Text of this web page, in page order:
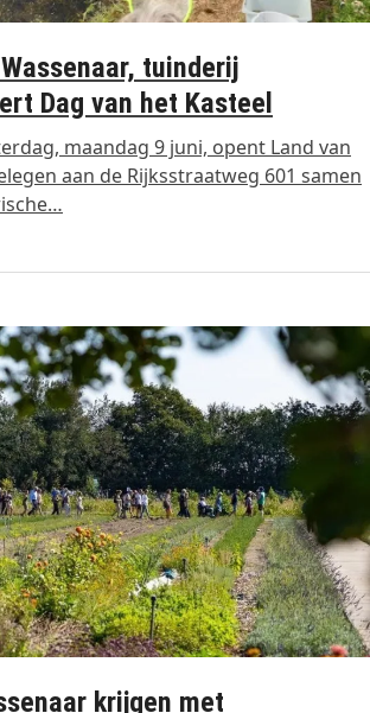
tuinderij
Dag van het Kasteel
maandag 9 juni, opent Land van
aan de Rijksstraatweg 601 samen
krijgen met